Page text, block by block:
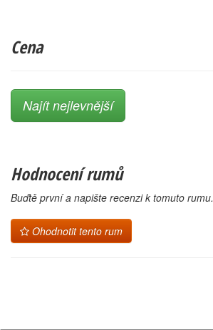
Cena
Najít nejlevnější
Hodnocení rumů
Buďtě první a napište recenzi k tomuto rumu.
Ohodnotit tento rum